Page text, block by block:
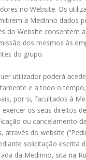
no Website. Os
à Medinno dados
do Website consentem
dos mesmos às
do grupo.
utilizador poderá
e a todo o
por si, facultados à
exercer os seus direitos
ou cancelamento
através do website
solicitação escrita
da Medinno, sita na